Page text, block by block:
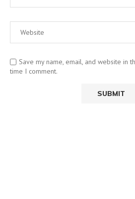
Save my name, email, and website in
time I comment.